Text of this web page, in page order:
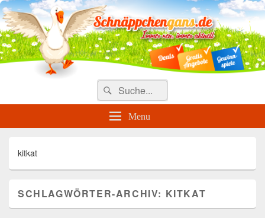
Täglich die besten Gewinnspiele
und Angebote
Search
for:
Suche
Menu
kitkat
SCHLAGWÖRTER-ARCHIV: KITKAT